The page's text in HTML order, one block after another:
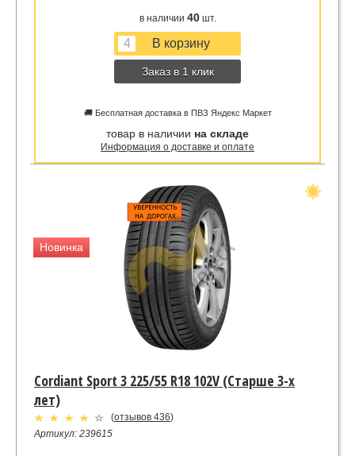
в наличии 40шт.
Заказ в 1 клик
🚚 Бесплатная доставка в ПВЗ Яндекс Маркет
товар в наличии на складе
Информация о доставке и оплате
Новинка
Cordiant Sport 3 225/55 R18 102V (Старше 3-х
лет)
(отзывов 436)
Артикул: 239615